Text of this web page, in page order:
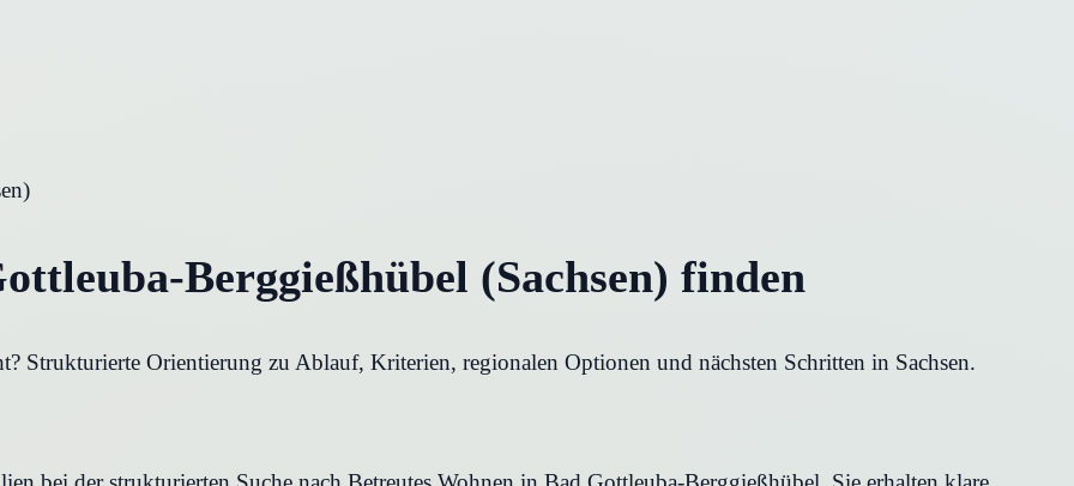
)
Berggießhübel (Sachsen) finden
Strukturierte Orientierung zu Ablauf, Kriterien, regionalen Optionen und nächsten Schritten in Sachsen.